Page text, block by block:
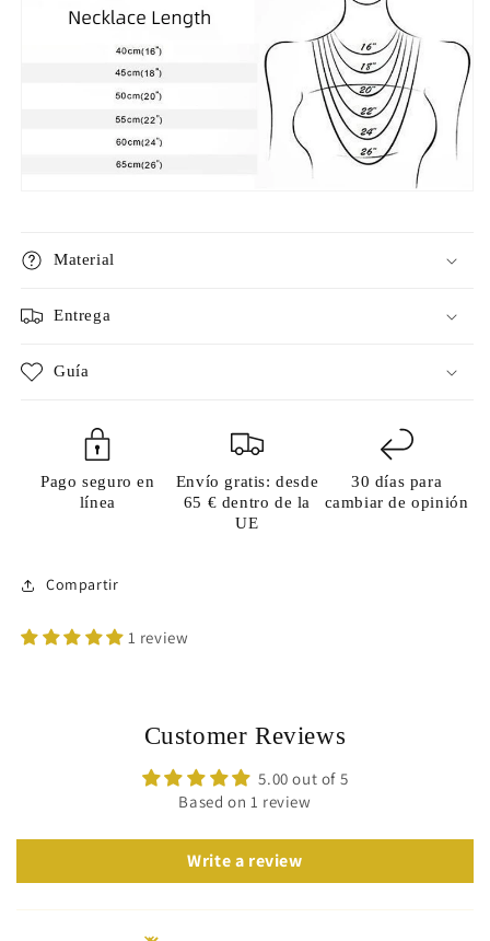
Material
Entrega
Guía
Pago seguro en
línea
Envío gratis: desde
65 € dentro de la
UE
30 días para
cambiar de opinión
Compartir
1 review
Customer Reviews
5.00 out of 5
Based on 1 review
Write a review